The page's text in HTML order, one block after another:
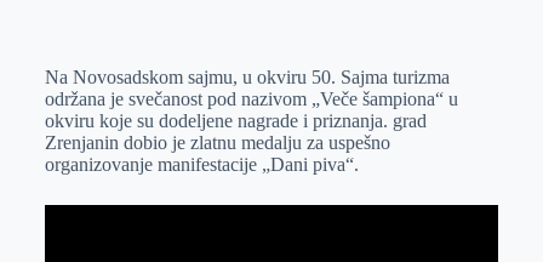
e
r
I
n
s
A
p
a
i
l
Na Novosadskom sajmu, u okviru 50. Sajma turizma
održana je svečanost pod nazivom „Veče šampiona“ u
okviru koje su dodeljene nagrade i priznanja. grad
Zrenjanin dobio je zlatnu medalju za uspešno
organizovanje manifestacije „Dani piva“.